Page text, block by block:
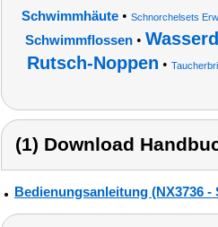
Schwimmhäute • Schnorchelsets
Schwimmflossen •
Rutsch-Noppen •
(1) Download
Bedienungsanleitung (NX3736 -